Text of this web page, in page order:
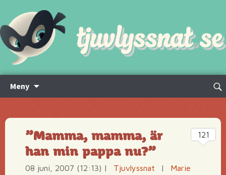
Meny
innehåll
Sök
”Mamma, mamma, är
han min pappa nu?”
08 juni, 2007 (12:13) | Tjuvlyssnat |
Marie
121